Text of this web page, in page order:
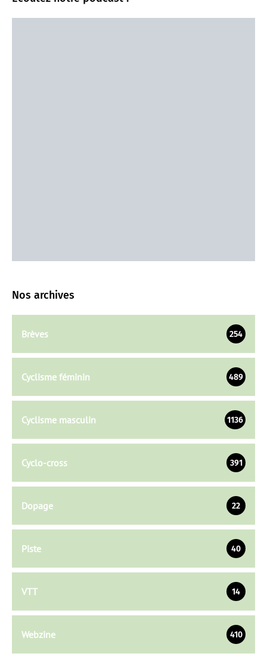
Nos archives
Brèves 254
Cyclisme féminin 489
Cyclisme masculin 1136
Cyclo-cross 391
Dopage 22
Piste 40
VTT 14
Webzine 410